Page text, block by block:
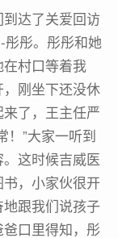
达了关爱回访
彤。彤彤和她
村口等着我
刚坐下还没休
了，王主任严
！”大家一听到
这时候吉威医
，小家伙很开
跟我们说孩子
口里得知，彤